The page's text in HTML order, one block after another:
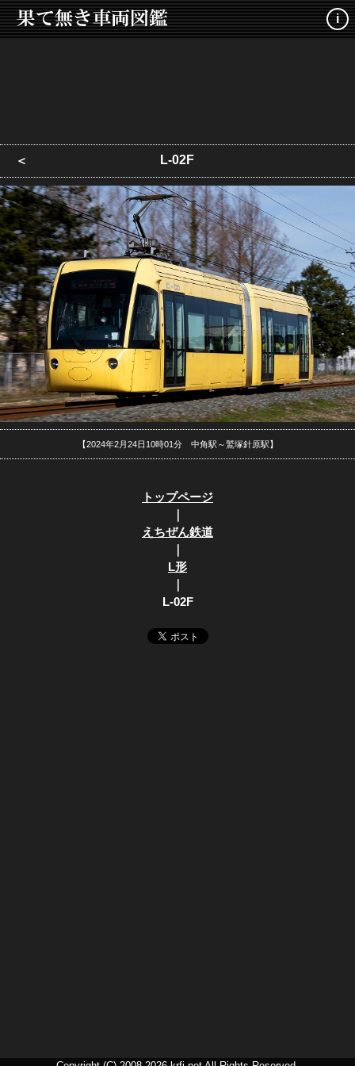
i
＜ L-02F
【2024年2月24日10時01分 中角駅～鷲塚針原駅】
トップページ
｜
えちぜん鉄道
｜
L形
｜
L-02F